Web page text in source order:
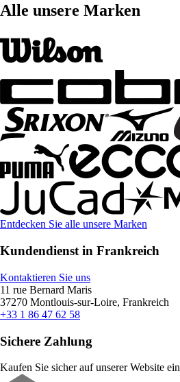
Alle unsere Marken
Entdecken Sie alle unsere Marken
Kundendienst in Frankreich
Kontaktieren Sie uns
11 rue Bernard Maris
37270 Montlouis-sur-Loire, Frankreich
+33 1 86 47 62 58
Sichere Zahlung
Kaufen Sie sicher auf unserer Website ein